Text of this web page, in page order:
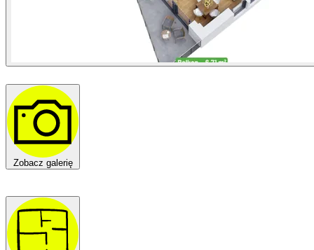
Zobacz galerię